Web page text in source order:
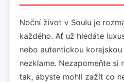
Noční život v Soulu je
každého. Ať už hledáte
nebo autentickou
nezklame. Nezapomeňte si
tak, abyste mohli zažít co